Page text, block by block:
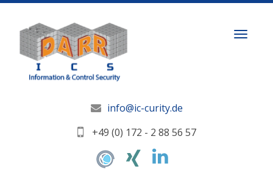
Toggle
info@ic-curity.de
+49 (0) 172 - 2 88 56 57